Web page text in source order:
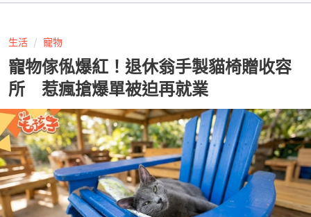
生活 寵物
寵物傢俬爆紅！退休翁手製貓椅贈收容
所 惹瘋搶爆單被迫再就業